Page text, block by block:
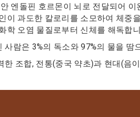
엔돌핀 호르몬이 뇌로 전달되어
이 과도한 칼로리를 소모하여 체중
학 오염 물질로부터 신체를 해독합
사람은 3%의 독소와 97%의 물을
한 조합, 전통(중국 약초)과 현대(음